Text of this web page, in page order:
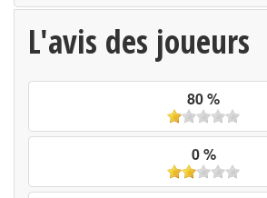
L'avis des joueurs
80 %
0 %